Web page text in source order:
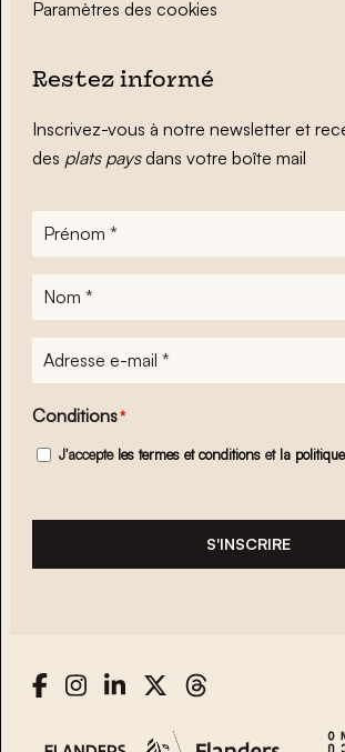
Paramètres des cookies
Restez informé
Inscrivez-vous à notre newsletter et
des plats paysdans votre boîte mail
Prénom
Nom
Adresse
e-
mail*
Conditions*
J'accepte les termes et conditions et la
S'INSCRIRE